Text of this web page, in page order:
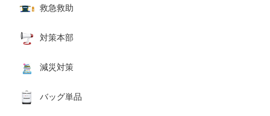
救急救助
対策本部
減災対策
バッグ単品